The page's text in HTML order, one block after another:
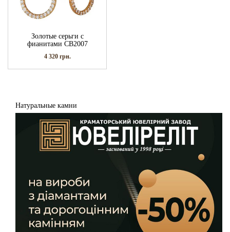
Золотые серьги с
фианитами СВ2007
4 320 грн.
Натуральные камни